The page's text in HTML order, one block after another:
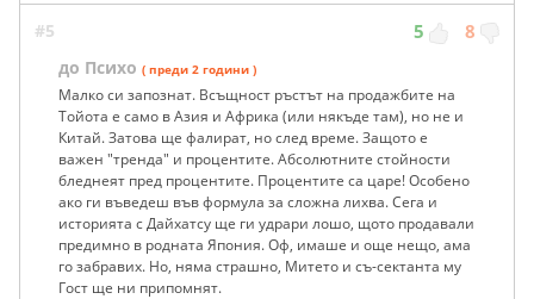
#5 5 8
до Психо ( преди 2 години )
Малко си запознат. Всъщност ръстът на продажбите на
Тойота е само в Азия и Африка (или някъде там), но не и
Китай. Затова ще фалират, но след време. Защото е
важен "тренда" и процентите. Абсолютните стойности
бледнеят пред процентите. Процентите са царе! Особено
ако ги въведеш във формула за сложна лихва. Сега и
историята с Дайхатсу ще ги удрари лошо, щото продавали
предимно в родната Япония. Оф, имаше и още нещо, ама
го забравих. Но, няма страшно, Митето и съ-сектанта му
Гост ще ни припомнят.